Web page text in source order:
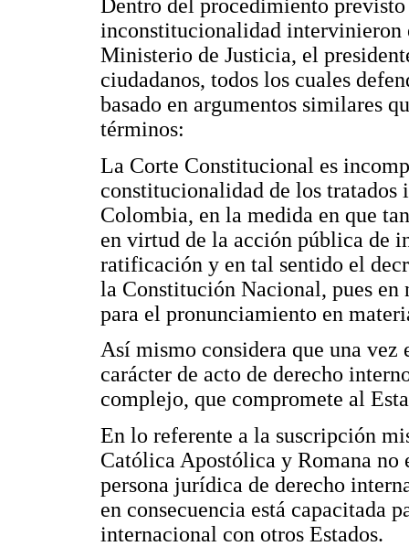
Dentro del procedimiento
inconstitucionalidad
Ministerio de Justicia, el
ciudadanos, todos los cuales
basado en argumentos similares
términos:
La Corte Constitucional es
constitucionalidad de los
Colombia, en la medida en que
en virtud de la acción pública de
ratificación y en tal sentido el
la Constitución Nacional, pues
para el pronunciamiento en
Así mismo considera que una
carácter de acto de derecho
complejo, que compromete al
En lo referente a la suscripción
Católica Apostólica y Romana no
persona jurídica de derecho
en consecuencia está capacitada
internacional con otros Estados.